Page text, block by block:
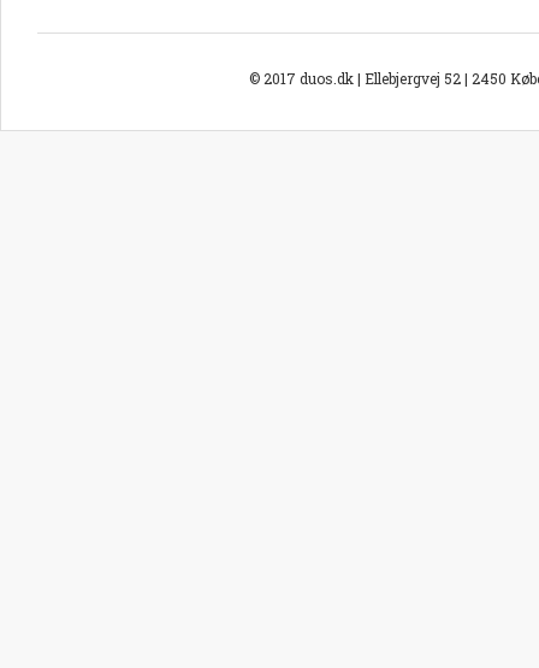
© 2017 duos.dk | Ellebjergvej 52 | 2450